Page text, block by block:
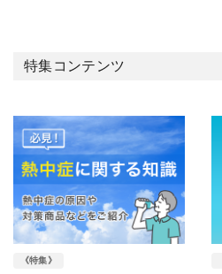
特集コンテンツ
《特集》